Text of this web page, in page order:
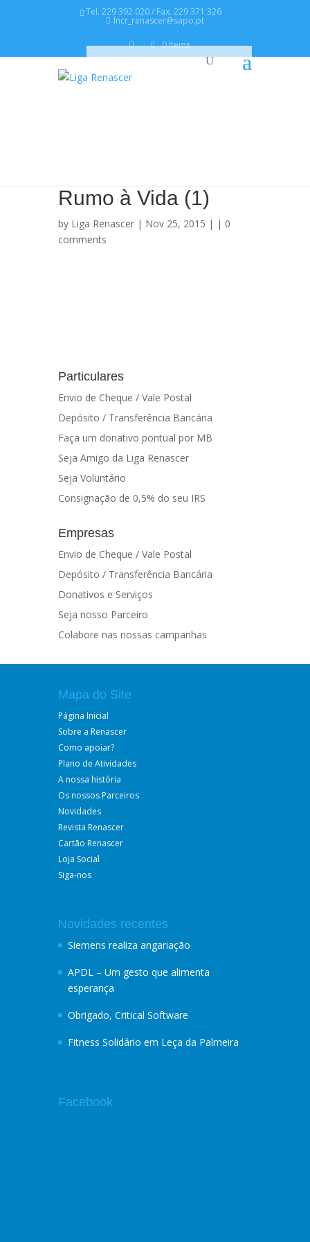
Tel. 229 392 020 / Fax. 229 371 326
lncr_renascer@sapo.pt
0 Items
Rumo à Vida (1)
by Liga Renascer | Nov 25, 2015 | | 0
comments
Particulares
Envio de Cheque / Vale Postal
Depósito / Transferência Bancária
Faça um donativo pontual por MB
Seja Amigo da Liga Renascer
Seja Voluntário
Consignação de 0,5% do seu IRS
Empresas
Envio de Cheque / Vale Postal
Depósito / Transferência Bancária
Donativos e Serviços
Seja nosso Parceiro
Colabore nas nossas campanhas
Mapa do Site
Página Inicial
Sobre a Renascer
Como apoiar?
Plano de Atividades
A nossa história
Os nossos Parceiros
Novidades
Revista Renascer
Cartão Renascer
Loja Social
Siga-nos
Novidades recentes
Siemens realiza angariação
APDL – Um gesto que alimenta
esperança
Obrigado, Critical Software
Fitness Solidário em Leça da Palmeira
Facebook